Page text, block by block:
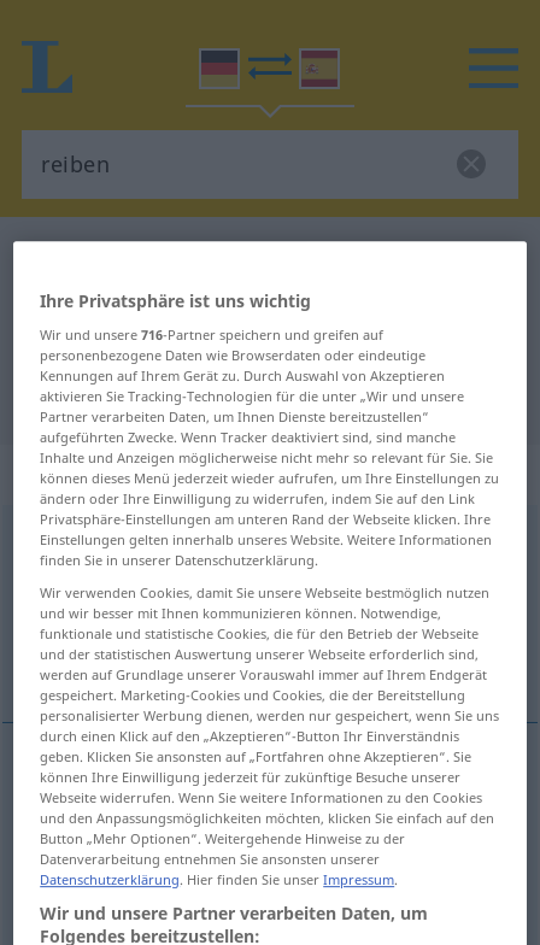
Deutsch-Spanisch Übersetzung für
"reiben"
"reiben" Spanisch Übersetzung
„reiben“: transitives Verb
reibenv/t <rieb;gerieben >
Übersicht aller Übersetzungen
(Für mehr Details die Übersetzung anklicken/antippen)
frotar, rozar, rallar raspar, rallar
frotar reiben
rozar reiben leicht
rallar reiben GASTR
Ihre Privatsphäre ist uns wichtig
Wir und unsere716-Partner speichern und greifen auf
personenbezogene Daten wie Browserdaten oder eindeutige
Kennungen auf Ihrem Gerät zu. Durch Auswahl von Akzeptieren
aktivieren Sie Tracking-Technologien für die unter „Wir und unsere
Partner verarbeiten Daten, um Ihnen Dienste bereitzustellen“
aufgeführten Zwecke. Wenn Tracker deaktiviert sind, sind manche
Inhalte und Anzeigen möglicherweise nicht mehr so relevant für Sie. Sie
können dieses Menü jederzeit wieder aufrufen, um Ihre Einstellungen zu
ändern oder Ihre Einwilligung zu widerrufen, indem Sie auf den Link
Privatsphäre-Einstellungen am unteren Rand der Webseite klicken. Ihre
Einstellungen gelten innerhalb unseres Website. Weitere Informationen
finden Sie in unserer Datenschutzerklärung.
Wir verwenden Cookies, damit Sie unsere Webseite bestmöglich nutzen
und wir besser mit Ihnen kommunizieren können. Notwendige,
funktionale und statistische Cookies, die für den Betrieb der Webseite
und der statistischen Auswertung unserer Webseite erforderlich sind,
werden auf Grundlage unserer Vorauswahl immer auf Ihrem Endgerät
gespeichert. Marketing-Cookies und Cookies, die der Bereitstellung
personalisierter Werbung dienen, werden nur gespeichert, wenn Sie uns
durch einen Klick auf den „Akzeptieren“-Button Ihr Einverständnis
geben. Klicken Sie ansonsten auf „Fortfahren ohne Akzeptieren“. Sie
können Ihre Einwilligung jederzeit für zukünftige Besuche unserer
Webseite widerrufen. Wenn Sie weitere Informationen zu den Cookies
und den Anpassungsmöglichkeiten möchten, klicken Sie einfach auf den
Button „Mehr Optionen“. Weitergehende Hinweise zu der
Datenverarbeitung entnehmen Sie ansonsten unserer
Datenschutzerklärung. Hier finden Sie unserImpressum.
Wir und unsere Partner verarbeiten Daten, um
Folgendes bereitzustellen: